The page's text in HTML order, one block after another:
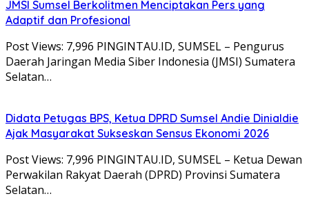
JMSI Sumsel Berkolitmen Menciptakan Pers yang
Adaptif dan Profesional
Post Views: 7,996 PINGINTAU.ID, SUMSEL – Pengurus
Daerah Jaringan Media Siber Indonesia (JMSI) Sumatera
Selatan…
Didata Petugas BPS, Ketua DPRD Sumsel Andie Dinialdie
Ajak Masyarakat Sukseskan Sensus Ekonomi 2026
Post Views: 7,996 PINGINTAU.ID, SUMSEL – Ketua Dewan
Perwakilan Rakyat Daerah (DPRD) Provinsi Sumatera
Selatan…